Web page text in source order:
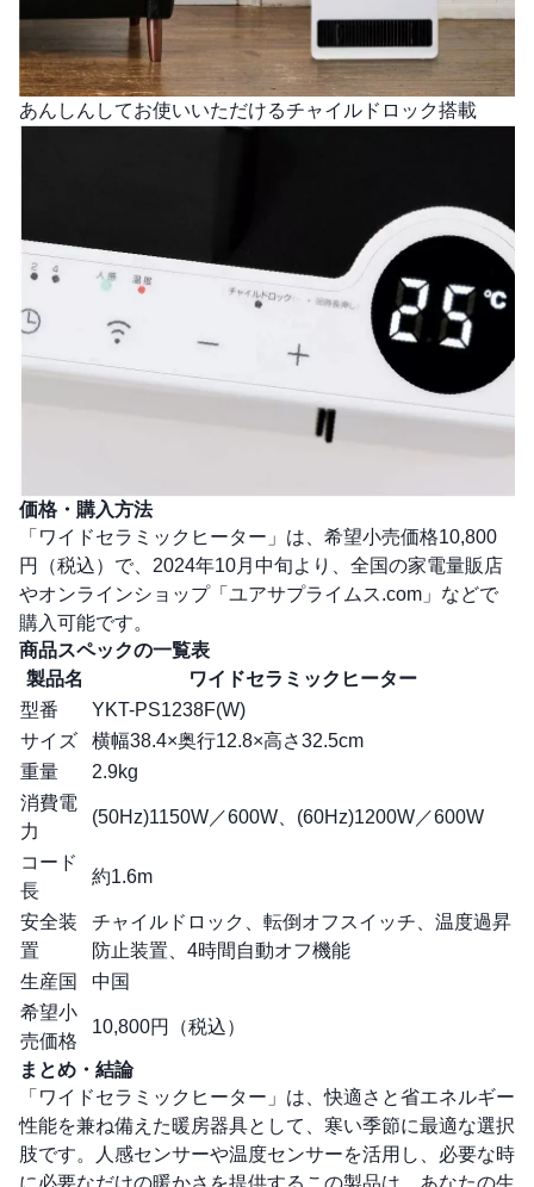
あんしんしてお使いいただけるチャイルドロック搭載
価格・購入方法
「ワイドセラミックヒーター」は、希望小売価格10,800
円（税込）で、2024年10月中旬より、全国の家電量販店
やオンラインショップ「 ユアサプライムス.com 」などで
購入可能です。
商品スペックの一覧表
製品名
ワイドセラミックヒーター
型番
YKT-PS1238F(W)
サイズ
横幅38.4×奥行12.8×高さ32.5cm
重量
2.9kg
消費電
力
(50Hz)1150W／600W、(60Hz)1200W／600W
コード
長
約1.6m
安全装
置
チャイルドロック、転倒オフスイッチ、温度過昇
防止装置、4時間自動オフ機能
生産国
中国
希望小
売価格
10,800円（税込）
まとめ・結論
「ワイドセラミックヒーター」は、快適さと省エネルギー
性能を兼ね備えた暖房器具として、寒い季節に最適な選択
肢です。人感センサーや温度センサーを活用し、必要な時
に必要なだけの暖かさを提供するこの製品は、あなたの生